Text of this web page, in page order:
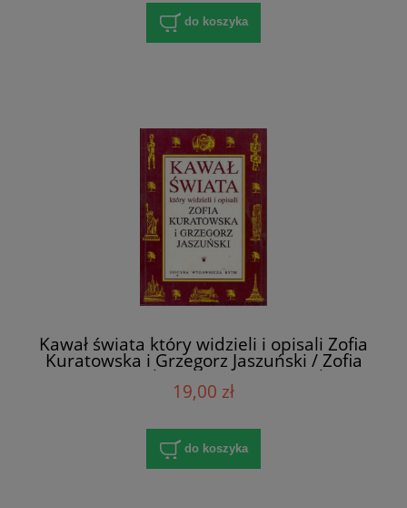
do koszyka
Kawał świata który widzieli i opisali Zofia
Kuratowska i Grzegorz Jaszuński / Zofia
Kuratowska, Grzegorz Jaszunski
19,00 zł
do koszyka